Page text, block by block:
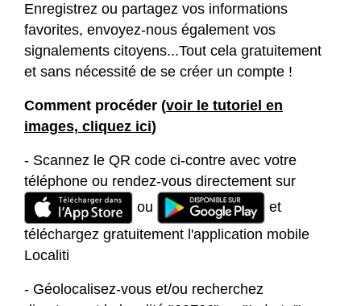
Enregistrez ou partagez vos informations
favorites, envoyez-nous également vos
signalements citoyens...Tout cela gratuitement
et sans nécessité de se créer un compte !
Comment procéder (voir le tutoriel en
images, cliquez ici)
- Scannez le QR code ci-contre avec votre
téléphone ou rendez-vous directement sur
ou
et
téléchargez gratuitement l'application mobile
Localiti
- Géolocalisez-vous et/ou recherchez